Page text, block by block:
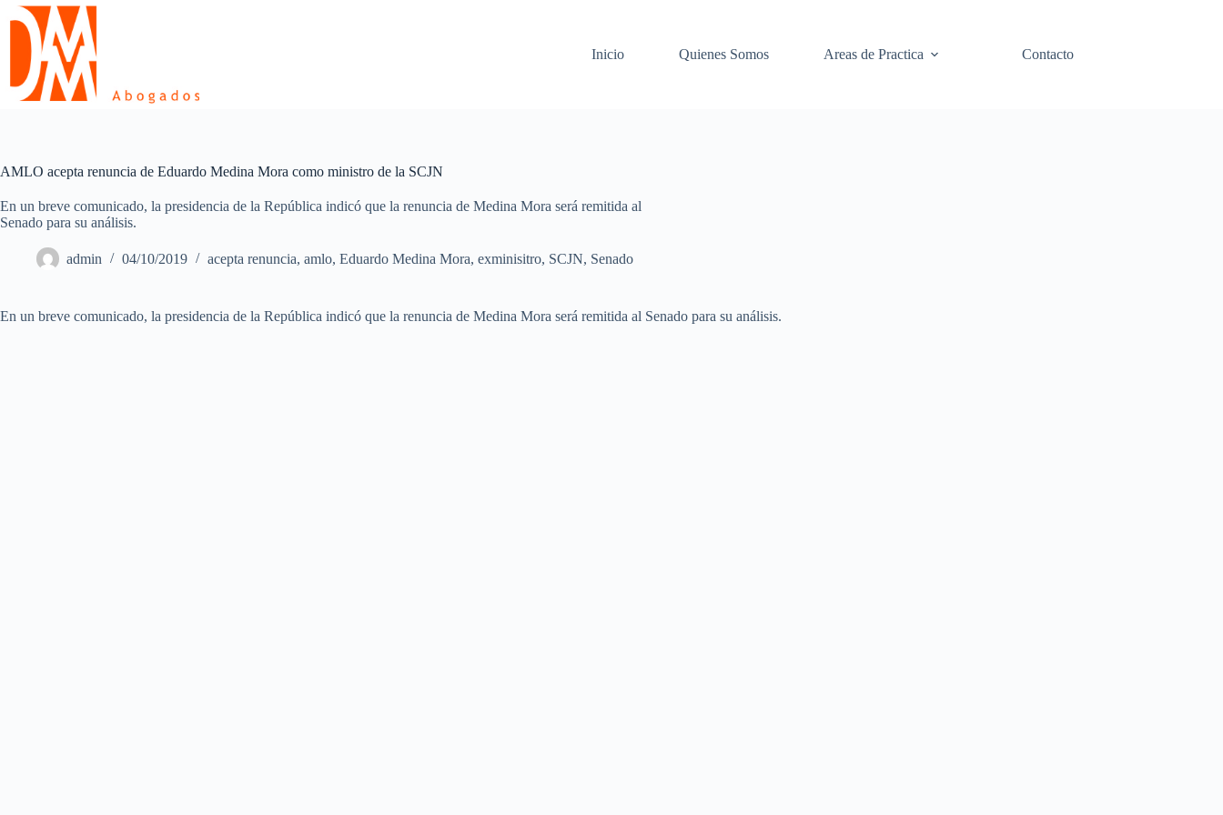
Skip
content
Inicio
Quienes Somos Areas de Practica Contacto
AMLO acepta renuncia de Eduardo Medina Mora como ministro de la SCJN
En un breve comunicado, la presidencia de la República indicó que la renuncia de Medina Mora será remitida al
Senado para su análisis.
admin 04/10/2019 acepta renuncia, amlo, Eduardo Medina Mora, exminisitro, SCJN, Senado
En un breve comunicado, la presidencia de la República indicó que la renuncia de Medina Mora será remitida al Senado para su análisis.